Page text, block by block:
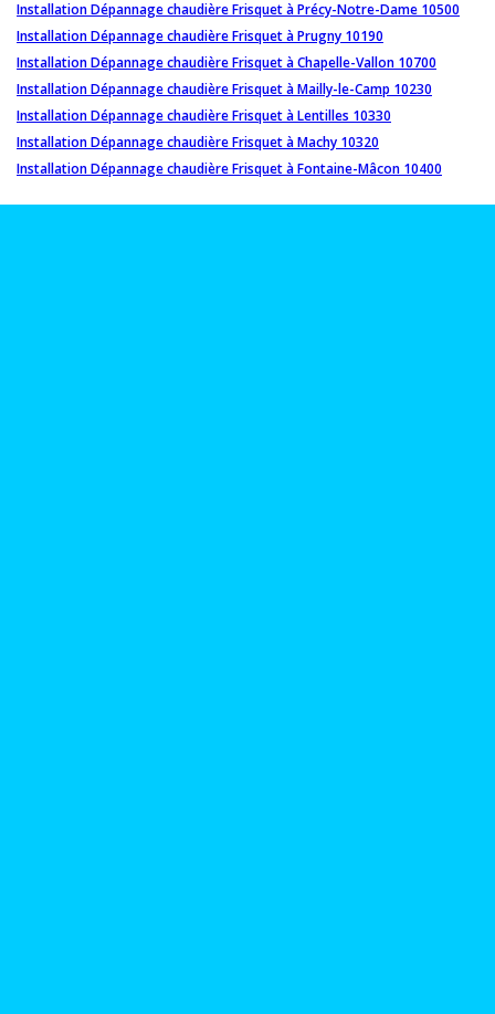
Installation Dépannage chaudière Frisquet à Précy-Notre-Dame 10500
Installation Dépannage chaudière Frisquet à Prugny 10190
Installation Dépannage chaudière Frisquet à Chapelle-Vallon 10700
Installation Dépannage chaudière Frisquet à Mailly-le-Camp 10230
Installation Dépannage chaudière Frisquet à Lentilles 10330
Installation Dépannage chaudière Frisquet à Machy 10320
Installation Dépannage chaudière Frisquet à Fontaine-Mâcon 10400